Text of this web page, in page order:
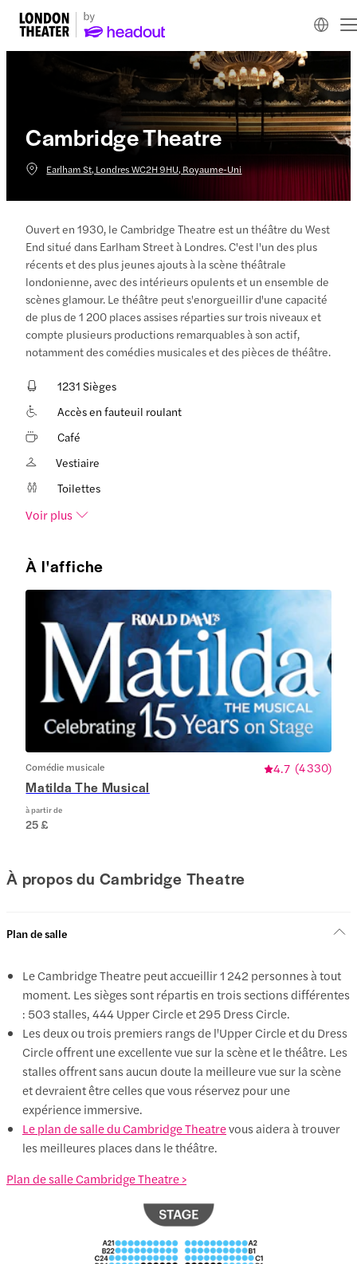
Cambridge Theatre
Earlham St, Londres WC2H 9HU, Royaume-Uni
Ouvert en 1930, le Cambridge Theatre est un théâtre du West
End situé dans Earlham Street à Londres. C'est l'un des plus
récents et des plus jeunes ajouts à la scène théâtrale
londonienne, avec des intérieurs opulents et un ensemble de
scènes glamour. Le théâtre peut s'enorgueillir d'une capacité
de plus de 1 200 places assises réparties sur trois niveaux et
compte plusieurs productions remarquables à son actif,
notamment des comédies musicales et des pièces de théâtre.
1231 Sièges
Accès en fauteuil roulant
Café
Vestiaire
Toilettes
Voir plus
À l'affiche
Comédie musicale 4.7 (4 330)
Matilda The Musical
à partir de
25 £
À propos du Cambridge Theatre
Plan de salle
Le Cambridge Theatre peut accueillir 1 242 personnes à tout
moment. Les sièges sont répartis en trois sections différentes
: 503 stalles, 444 Upper Circle et 295 Dress Circle.
Les deux ou trois premiers rangs de l'Upper Circle et du Dress
Circle offrent une excellente vue sur la scène et le théâtre. Les
stalles offrent sans aucun doute la meilleure vue sur la scène
et devraient être celles que vous réservez pour une
expérience immersive.
Le plan de salle du Cambridge Theatrevous aidera à trouver
les meilleures places dans le théâtre.
Plan de salle Cambridge Theatre >